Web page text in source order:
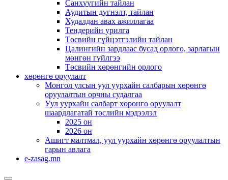
Санхүүгийн тайлан
Аудитын дүгнэлт, тайлан
Худалдан авах ажиллагаа
Тендерийн урилга
Төсвийн гүйцэтгэлийн тайлан
Цалингийн зардлаас бусад орлого, зарлагын
мөнгөн гүйлгээ
Төсвийн хөрөнгийн орлого
хөрөнгө оруулалт
Монгол улсын уул уурхайн салбарын хөрөнгө
оруулалтын орчны судалгаа
Уул уурхайн салбарт хөрөнгө оруулалт
шаардлагатай төслийн мэдээлэл
2025 он
2026 он
Ашигт малтмал, уул уурхайн хөрөнгө оруулалтын
гарын авлага
e-zasag.mn